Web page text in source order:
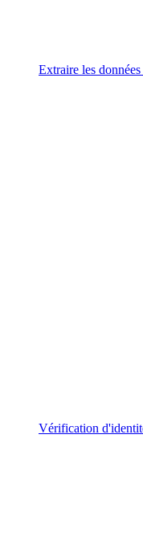
Extraire les
Vérification